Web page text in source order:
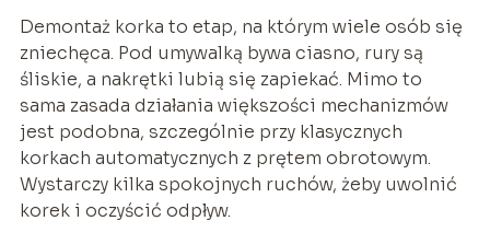
Demontaż korka to etap, na którym wiele osób się
zniechęca. Pod umywalką bywa ciasno, rury są
śliskie, a nakrętki lubią się zapiekać. Mimo to
sama zasada działania większości mechanizmów
jest podobna, szczególnie przy klasycznych
korkach automatycznych z prętem obrotowym.
Wystarczy kilka spokojnych ruchów, żeby uwolnić
korek i oczyścić odpływ.